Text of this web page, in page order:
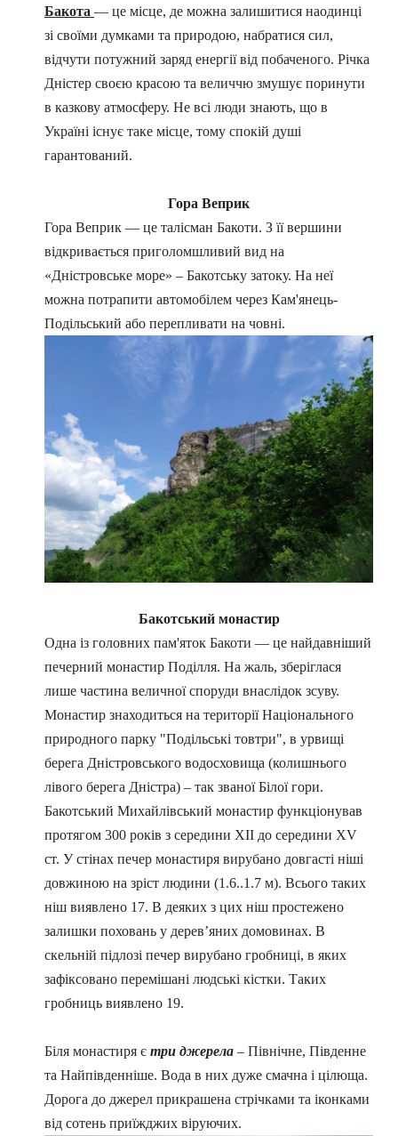
Бакота — це місце, де можна залишитися наодинці
зі своїми думками та природою, набратися сил,
відчути потужний заряд енергії від побаченого. Річка
Дністер своєю красою та величчю змушує поринути
в казкову атмосферу. Не всі люди знають, що в
Україні існує таке місце, тому спокій душі
гарантований.
Гора Веприк
Гора Веприк — це талісман Бакоти. З її вершини
відкривається приголомшливий вид на
«Дністровське море» – Бакотську затоку. На неї
можна потрапити автомобілем через Кам'янець-
Подільський або перепливати на човні.
Бакотський монастир
Одна із головних пам'яток Бакоти — це найдавніший
печерний монастир Поділля. На жаль, зберіглася
лише частина величної споруди внаслідок зсуву.
Монастир знаходиться на території Національного
природного парку "Подільські товтри", в урвищі
берега Дністровського водосховища (колишнього
лівого берега Дністра) – так званої Білої гори.
Бакотський Михайлівський монастир функціонував
протягом 300 років з середини ХІІ до середини XV
ст. У стінах печер монастиря вирубано довгасті ніші
довжиною на зріст людини (1.6..1.7 м). Всього таких
ніш виявлено 17. В деяких з цих ніш простежено
залишки поховань у дерев’яних домовинах. В
скельній підлозі печер вирубано гробниці, в яких
зафіксовано перемішані людські кістки. Таких
гробниць виявлено 19.
Біля монастиря є три джерела – Північне, Південне
та Найпівденніше. Вода в них дуже смачна і цілюща.
Дорога до джерел прикрашена стрічками та іконками
від сотень приїжджих віруючих.